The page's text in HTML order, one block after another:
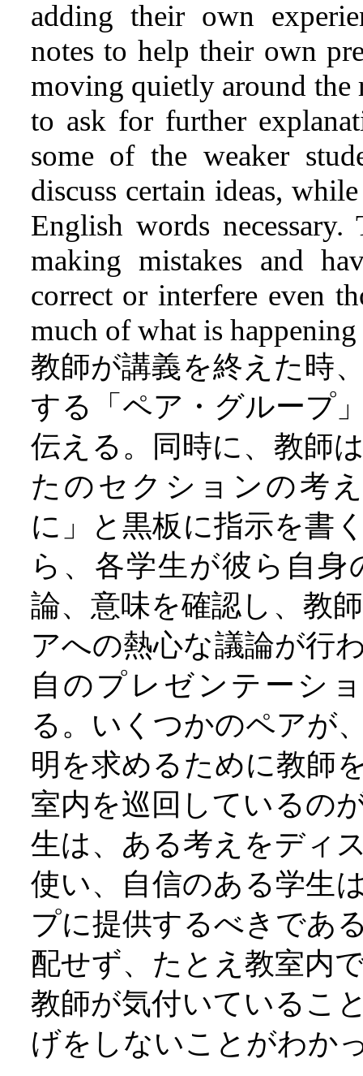
adding their own
notes to help their own
moving quietly around the
to ask for further
some of the weaker
discuss certain ideas,
English words necessary.
making mistakes and
correct or interfere even
much of what is
教師が講義を終えた時
する「ペア・グループ
伝える。同時に、教師
たのセクションの考
に」と黒板に指示を書
ら、各学生が彼ら自
論、意味を確認し、教
アへの熱心な議論が行
自のプレゼンテーシ
る。いくつかのペアが
明を求めるために教師
室内を巡回しているの
生は、ある考えをディ
使い、自信のある学生
プに提供するべきであ
配せず、たとえ教室内
教師が気付いているこ
げをしないことがわか